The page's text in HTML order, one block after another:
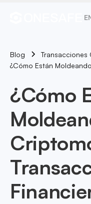
Blog
Transacciones
¿Cómo